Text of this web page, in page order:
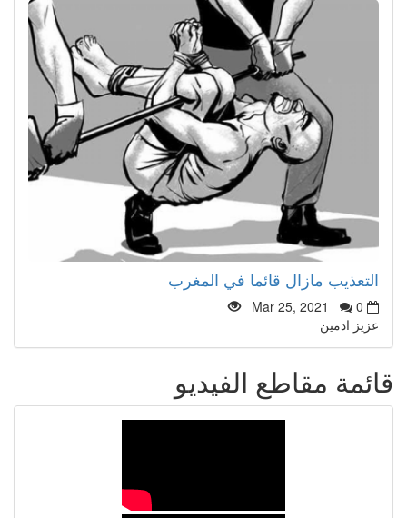
التعذيب مازال قائما في المغرب
Mar 25, 2021
0
عزيز ادمين
قائمة مقاطع الفيديو